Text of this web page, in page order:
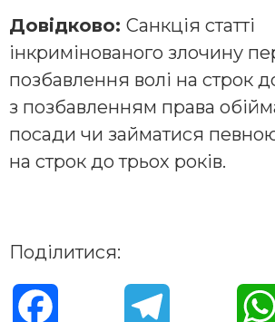
Довідково: Санкція статті
інкримінованого злочину
позбавлення волі на строк
з позбавленням права
посади чи займатися
на строк до трьох років.
Поділитися: